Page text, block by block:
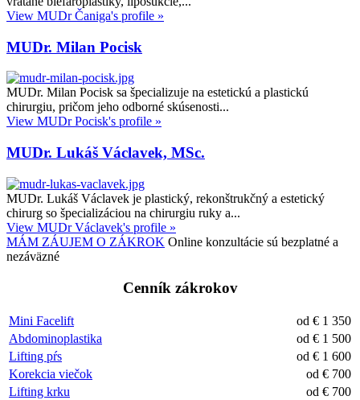
View MUDr Čaniga's profile »
MUDr. Milan Pocisk
MUDr. Milan Pocisk sa špecializuje na estetickú a plastickú
chirurgiu, pričom jeho odborné skúsenosti...
View MUDr Pocisk's profile »
MUDr. Lukáš Václavek, MSc.
MUDr. Lukáš Václavek je plastický, rekonštrukčný a estetický
chirurg so špecializáciou na chirurgiu ruky a...
View MUDr Václavek's profile »
MÁM ZÁUJEM O ZÁKROK Online konzultácie sú bezplatné a
nezáväzné
Cenník zákrokov
Mini Facelift
od € 1 350
Abdominoplastika
od € 1 500
Lifting pŕs
od € 1 600
Korekcia viečok
od € 700
Lifting krku
od € 700